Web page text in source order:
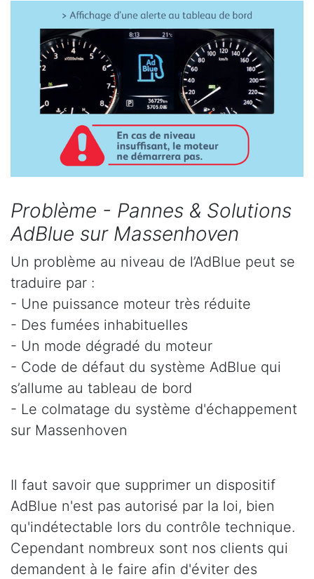
Problème - Pannes & Solutions
AdBlue sur Massenhoven
Un problème au niveau de l’AdBlue peut se
traduire par :
- Une puissance moteur très réduite
- Des fumées inhabituelles
- Un mode dégradé du moteur
- Code de défaut du système AdBlue qui
s’allume au tableau de bord
- Le colmatage du système d'échappement
sur Massenhoven
Il faut savoir que supprimer un dispositif
AdBlue n'est pas autorisé par la loi, bien
qu'indétectable lors du contrôle technique.
Cependant nombreux sont nos clients qui
demandent à le faire afin d'éviter des